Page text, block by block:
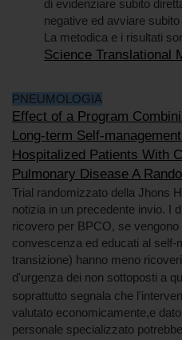
di evidenziare subito
negative ed avviare
La metodica e i risultati
Science Translational
PNEUMOLOGIA
Effect of a Program
Long-term Self-
Hospitalized Patients With
Pulmonary Disease A
Trial randomizzato della Jhons
notizia in un precedente invio. I
ricovero per BPCO, se vengono
convescenza ed educati al self-
transizione) hanno meno
d'urgenza dei non sottoposti a
soprattutto segnala che
valutato economicamente,e
personale specializzato